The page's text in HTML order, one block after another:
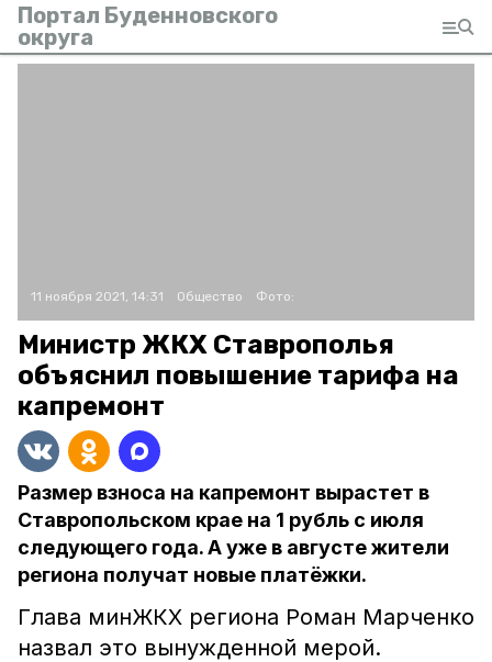
Портал Буденновского
округа
11 ноября 2021, 14:31 Общество Фото:
Министр ЖКХ Ставрополья
объяснил повышение тарифа на
капремонт
Размер взноса на капремонт вырастет в
Ставропольском крае на 1 рубль с июля
следующего года. А уже в августе жители
региона получат новые платёжки.
Глава минЖКХ региона Роман Марченко
назвал это вынужденной мерой.